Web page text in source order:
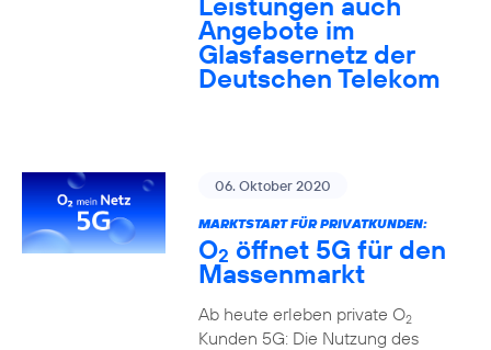
Angebote im
Glasfasernetz der
Deutschen Telekom
06. Oktober 2020
MARKTSTART FÜR PRIVATKUNDEN:
O2 öffnet 5G für den
Massenmarkt
Ab heute erleben private O2
Kunden 5G: Die Nutzung des